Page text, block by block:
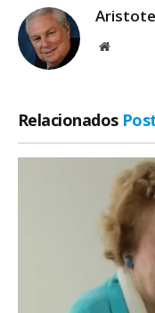
Site
Relacionados